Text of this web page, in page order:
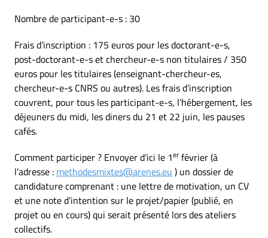
Nombre de participant-e-s : 30
Frais d’inscription : 175 euros pour les doctorant-e-s,
post-doctorant-e-s et chercheur-e-s non titulaires / 350
euros pour les titulaires (enseignant-chercheur-es,
chercheur-e-s CNRS ou autres). Les frais d’inscription
couvrent, pour tous les participant-e-s, l’hébergement, les
déjeuners du midi, les diners du 21 et 22 juin, les pauses
cafés.
Comment participer ? Envoyer d’ici le 1er février (à
l’adresse : methodesmixtes@arenes.eu ) un dossier de
candidature comprenant : une lettre de motivation, un CV
et une note d’intention sur le projet/papier (publié, en
projet ou en cours) qui serait présenté lors des ateliers
collectifs.